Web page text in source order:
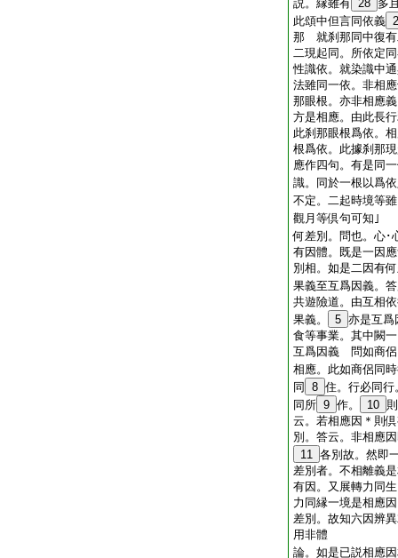
説。縁雖有 28 多
此頌中但言同依義
那 就刹那同中復有
二現起同。所依定
性識依。就染識中
法雖同一依。非相
那眼根。亦非相應
方是相應。由此長
此刹那眼根爲依。
根爲依。此據刹那
應作四句。有是同
識。同於一根以爲
不定。二起時境等
觀月等倶句可知
何差別。問也。心･
有因體。既是一因
別相。如是二因
果義至互爲因義。
共遊險道。由互相
果義。
5 亦是互爲
食等事業。其中闕
互爲因義 問如商侶
相應。此如商侶同
同
8 住。行必同行
同所 9 作。 10
云。若相應因＊則
別。答云。非相應
11 各別故。然即
差別者。不相離義
有因。又展轉力同
力同縁一境是相應
差別。故知六因辨
用非體
論。如是已説相應